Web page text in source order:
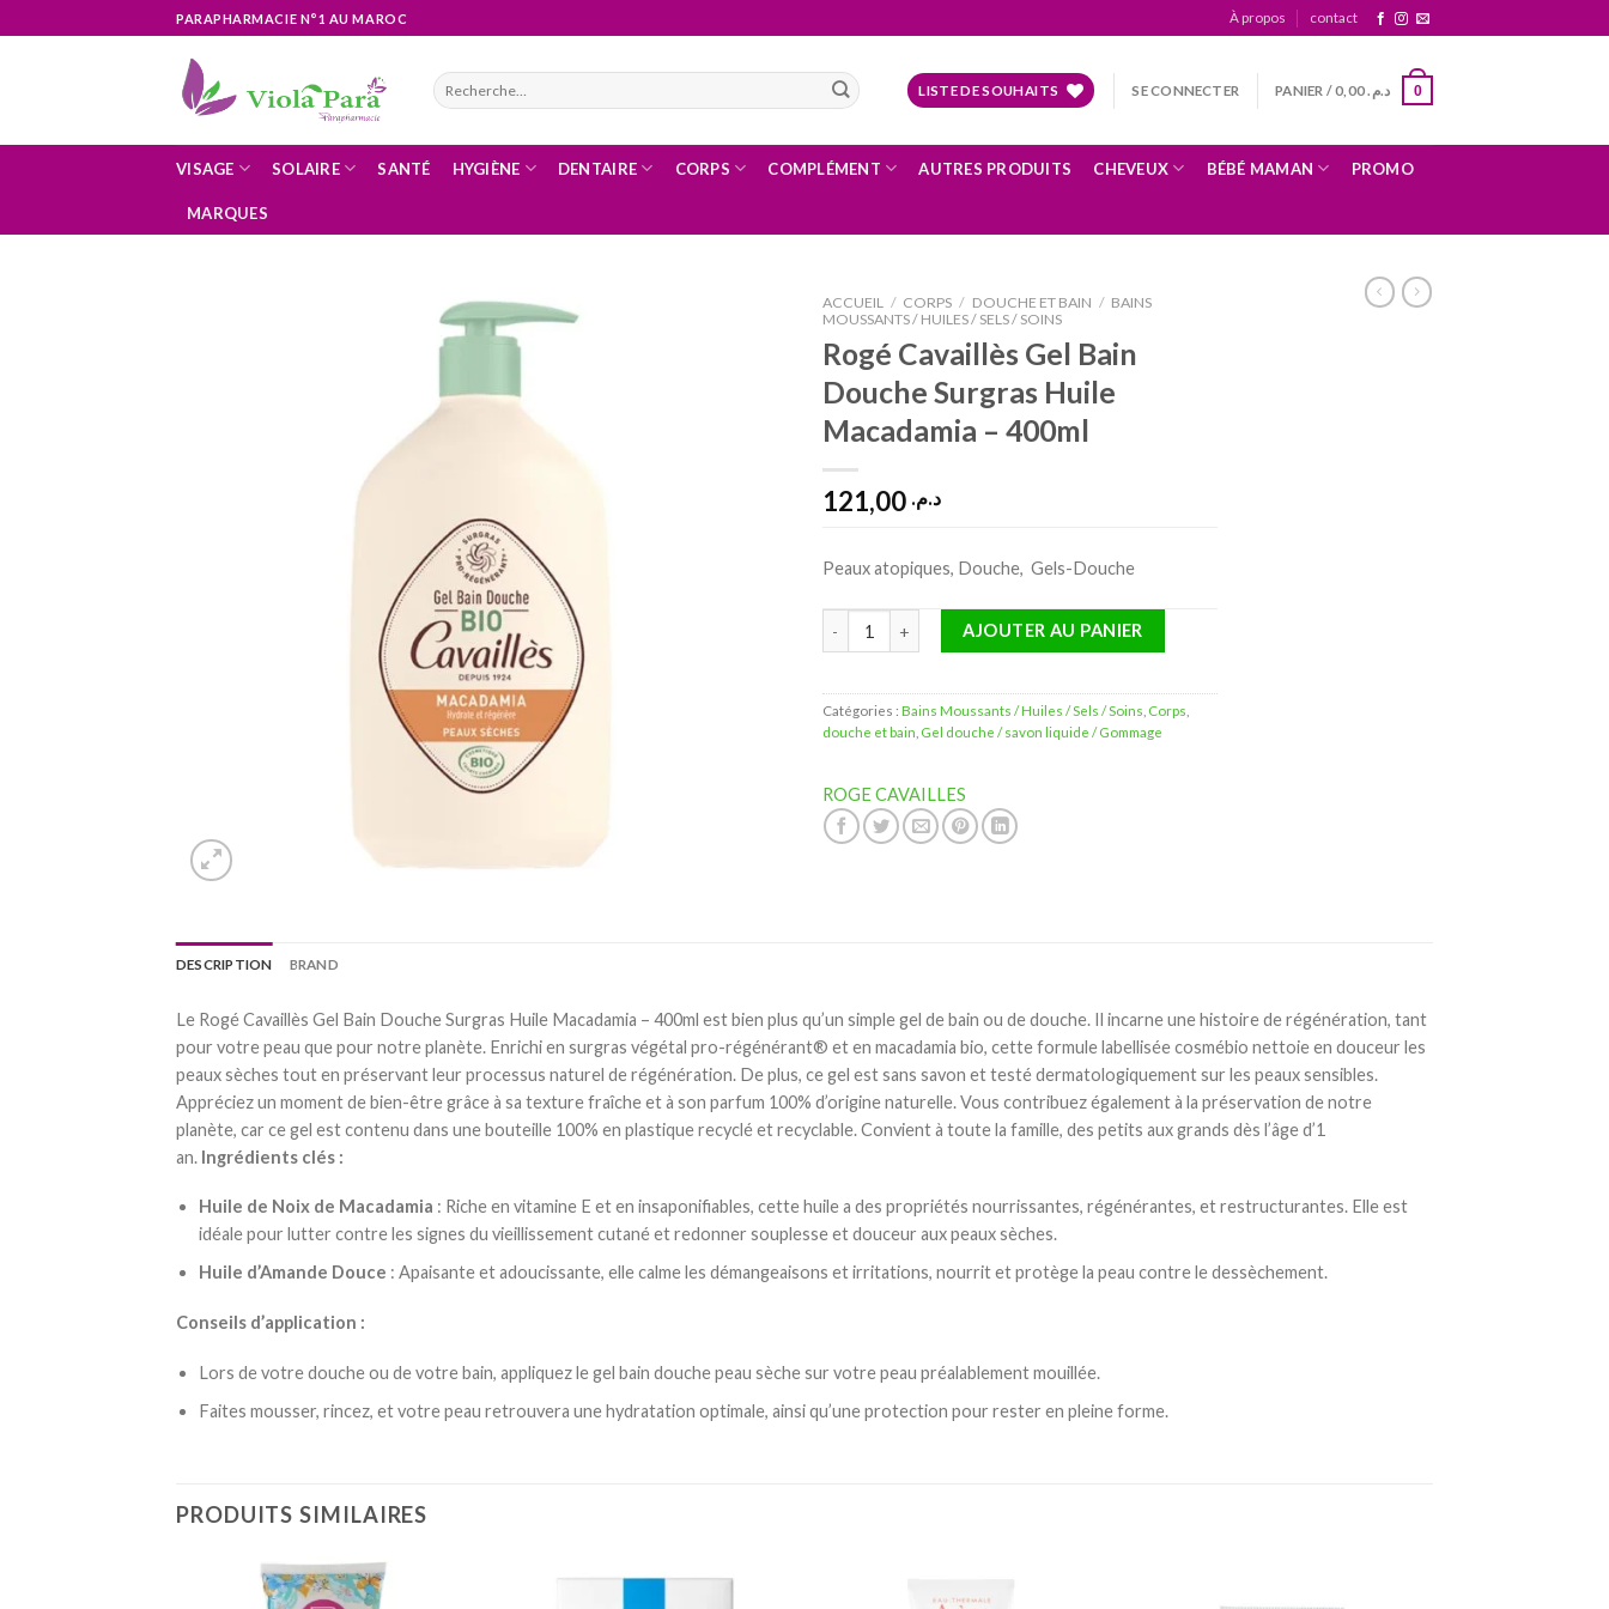
to
PARAPHARMACIE N°1 AU MAROC À propos contact
Recherche
pour :
LISTE DE SOUHAITS SE CONNECTER PANIER / د.م. 0
VISAGE SOLAIRE SANTÉ HYGIÈNE DENTAIRE CORPS COMPLÉMENT AUTRES PRODUITS CHEVEUX BÉBÉ MAMAN PROMO
MARQUES
ACCUEIL / CORPS / DOUCHE ET BAIN / BAINS
MOUSSANTS / HUILES / SELS / SOINS
Rogé Cavaillès Gel Bain
Douche Surgras Huile
Macadamia – 400ml
د.م.
Peaux atopiques, Douche, Gels-Douche
quantité de Rogé Cavaillès Gel Bain Douche Surgras Huile Macadamia – 400ml
AJOUTER AU PANIER
Catégories : Bains Moussants / Huiles / Sels / Soins Corps
douche et bain Gel douche / savon liquide / Gommage
ROGE CAVAILLES
DESCRIPTION BRAND
Le Rogé Cavaillès Gel Bain Douche Surgras Huile Macadamia – 400ml est bien plus qu’un simple gel de bain ou de douche. Il incarne une histoire de régénération, tant
pour votre peau que pour notre planète. Enrichi en surgras végétal pro-régénérant® et en macadamia bio, cette formule labellisée cosmébio nettoie en douceur les
peaux sèches tout en préservant leur processus naturel de régénération. De plus, ce gel est sans savon et testé dermatologiquement sur les peaux sensibles.
Appréciez un moment de bien-être grâce à sa texture fraîche et à son parfum 100% d’origine naturelle. Vous contribuez également à la préservation de notre
planète, car ce gel est contenu dans une bouteille 100% en plastique recyclé et recyclable. Convient à toute la famille, des petits aux grands dès l’âge d’1
an. Ingrédients clés :
Huile de Noix de Macadamia : Riche en vitamine E et en insaponifiables, cette huile a des propriétés nourrissantes, régénérantes, et restructurantes. Elle est
idéale pour lutter contre les signes du vieillissement cutané et redonner souplesse et douceur aux peaux sèches.
Huile d’Amande Douce : Apaisante et adoucissante, elle calme les démangeaisons et irritations, nourrit et protège la peau contre le dessèchement.
Conseils d’application :
Lors de votre douche ou de votre bain, appliquez le gel bain douche peau sèche sur votre peau préalablement mouillée.
Faites mousser, rincez, et votre peau retrouvera une hydratation optimale, ainsi qu’une protection pour rester en pleine forme.
PRODUITS SIMILAIRES